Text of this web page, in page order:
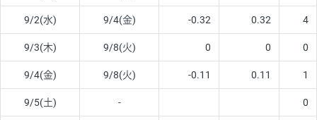
9/2(水) 9/4(金) -0.32 0.32 4
9/3(木) 9/8(火) 0 0 0
9/4(金) 9/8(火) -0.11 0.11 1
9/5(土) - 0